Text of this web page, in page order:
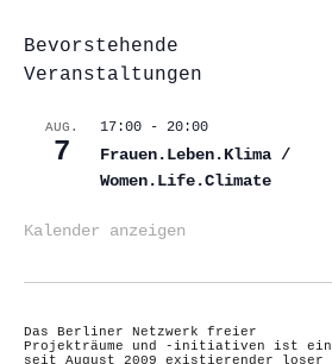
Bevorstehende
Veranstaltungen
AUG.
7
17:00 - 20:00
Frauen.Leben.Klima /
Women.Life.Climate
Kalender anzeigen
Das Berliner Netzwerk freier
Projekträume und -initiativen ist ein
seit August 2009 existierender loser